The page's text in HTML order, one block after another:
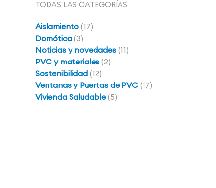
TODAS LAS CATEGORÍAS
Aislamiento (17)
Domótica (3)
Noticias y novedades (11)
PVC y materiales (2)
Sostenibilidad (12)
Ventanas y Puertas de PVC (17)
Vivienda Saludable (5)